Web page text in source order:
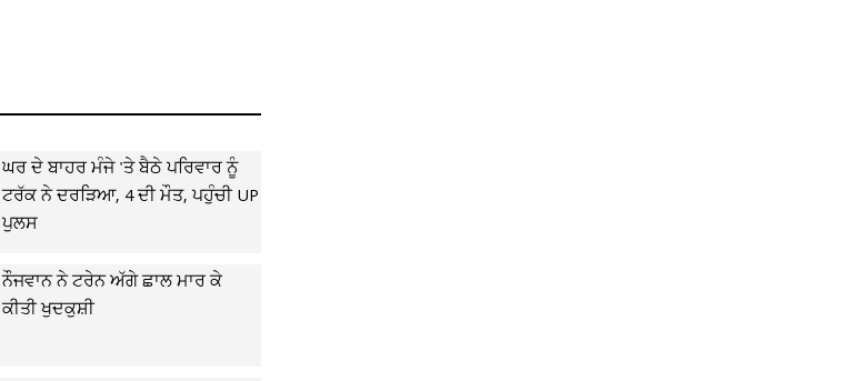
ਘਰ ਦੇ ਬਾਹਰ ਮੰਜੇ 'ਤੇ ਬੈਠੇ ਪਰਿਵਾਰ ਨੂੰ
ਟਰੱਕ ਨੇ ਦਰੜਿਆ, 4 ਦੀ ਮੌਤ, ਪਹੁੰਚੀ UP
ਪੁਲਸ
ਨੌਜਵਾਨ ਨੇ ਟਰੇਨ ਅੱਗੇ ਛਾਲ ਮਾਰ ਕੇ
ਕੀਤੀ ਖੁਦਕੁਸ਼ੀ